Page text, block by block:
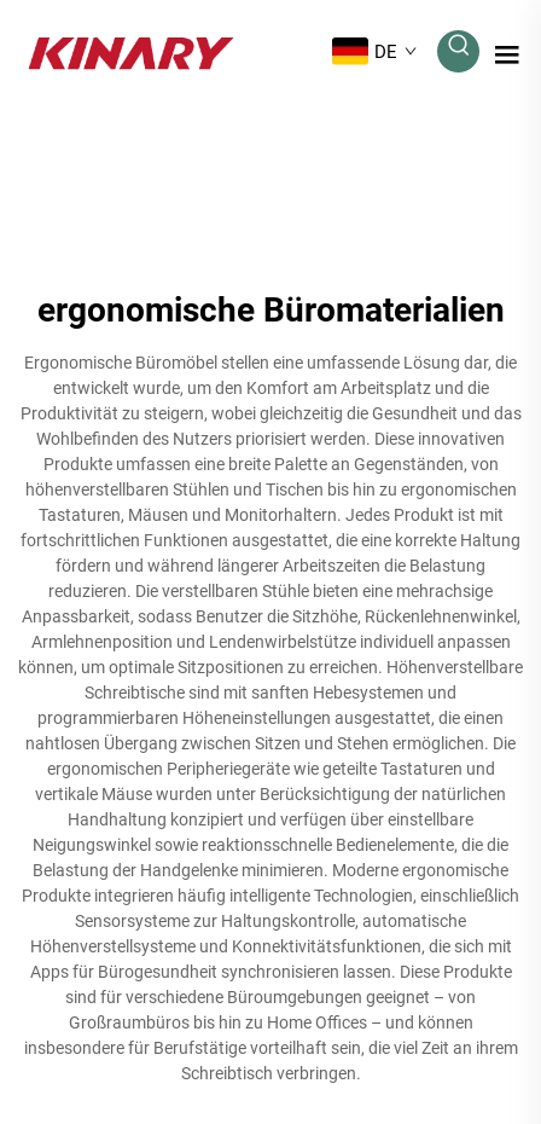
DE
ergonomische Büromaterialien
Ergonomische Büromöbel stellen eine umfassende Lösung dar, die
entwickelt wurde, um den Komfort am Arbeitsplatz und die
Produktivität zu steigern, wobei gleichzeitig die Gesundheit und das
Wohlbefinden des Nutzers priorisiert werden. Diese innovativen
Produkte umfassen eine breite Palette an Gegenständen, von
höhenverstellbaren Stühlen und Tischen bis hin zu ergonomischen
Tastaturen, Mäusen und Monitorhaltern. Jedes Produkt ist mit
fortschrittlichen Funktionen ausgestattet, die eine korrekte Haltung
fördern und während längerer Arbeitszeiten die Belastung
reduzieren. Die verstellbaren Stühle bieten eine mehrachsige
Anpassbarkeit, sodass Benutzer die Sitzhöhe, Rückenlehnenwinkel,
Armlehnenposition und Lendenwirbelstütze individuell anpassen
können, um optimale Sitzpositionen zu erreichen. Höhenverstellbare
Schreibtische sind mit sanften Hebesystemen und
programmierbaren Höheneinstellungen ausgestattet, die einen
nahtlosen Übergang zwischen Sitzen und Stehen ermöglichen. Die
ergonomischen Peripheriegeräte wie geteilte Tastaturen und
vertikale Mäuse wurden unter Berücksichtigung der natürlichen
Handhaltung konzipiert und verfügen über einstellbare
Neigungswinkel sowie reaktionsschnelle Bedienelemente, die die
Belastung der Handgelenke minimieren. Moderne ergonomische
Produkte integrieren häufig intelligente Technologien, einschließlich
Sensorsysteme zur Haltungskontrolle, automatische
Höhenverstellsysteme und Konnektivitätsfunktionen, die sich mit
Apps für Bürogesundheit synchronisieren lassen. Diese Produkte
sind für verschiedene Büroumgebungen geeignet – von
Großraumbüros bis hin zu Home Offices – und können
insbesondere für Berufstätige vorteilhaft sein, die viel Zeit an ihrem
Schreibtisch verbringen.